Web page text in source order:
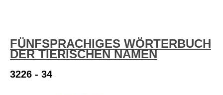
FÜNFSPRACHIGES WÖRTERBUCH
DER TIERISCHEN NAMEN
3226 - 34